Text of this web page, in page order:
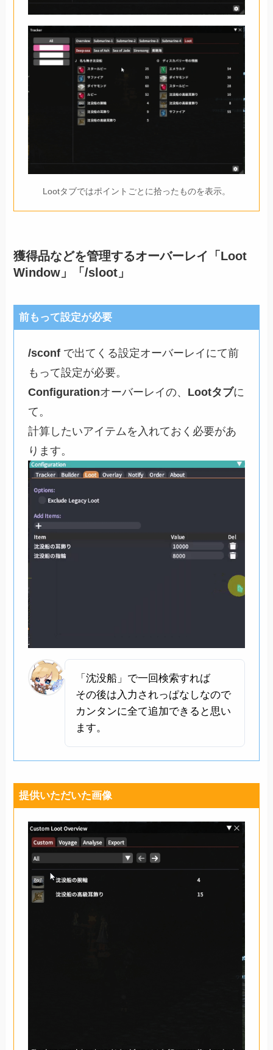
Lootタブではポイントごとに拾ったものを表示。
獲得品などを管理するオーバーレイ「Loot
Window」「/sloot」
前もって設定が必要
/sconfで出てくる設定オーバーレイにて前
もって設定が必要。
Configurationオーバーレイの、 Lootタブに
て。
計算したいアイテムを入れておく必要があ
ります。
「沈没船」で一回検索すれば
その後は入力されっぱなしなので
カンタンに全て追加できると思い
ます。
提供いただいた画像